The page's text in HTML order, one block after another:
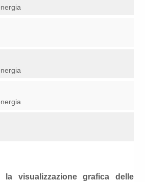
visualizzazione grafica delle